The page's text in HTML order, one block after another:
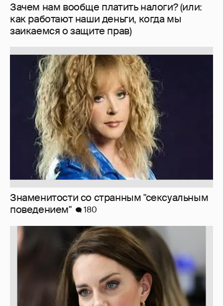
Зачем нам вообще платить налоги? (или:
как работают наши деньги, когда мы
заикаемся о защите прав)
Знаменитости со странным "сексуальным
поведением"
180